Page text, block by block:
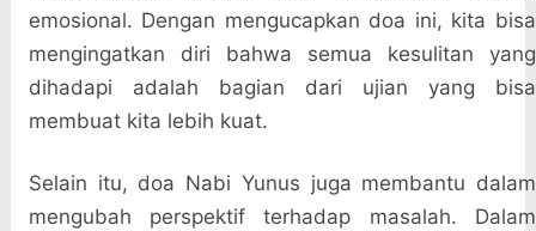
emosional. Dengan mengucapkan doa ini, kita bisa
mengingatkan diri bahwa semua kesulitan yang
dihadapi adalah bagian dari ujian yang bisa
membuat kita lebih kuat.
Selain itu, doa Nabi Yunus juga membantu dalam
mengubah perspektif terhadap masalah. Dalam